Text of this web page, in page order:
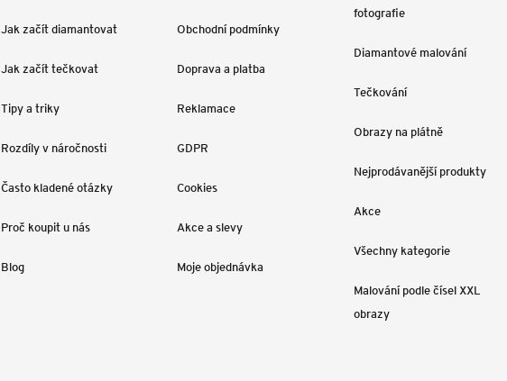
Jak začít diamantovat
Jak začít tečkovat
Tipy a triky
Rozdíly v náročnosti
Často kladené otázky
Proč koupit u nás
Blog
Obchodní podmínky
Doprava a platba
Reklamace
GDPR
Cookies
Akce a slevy
Moje objednávka
fotografie
Diamantové malování
Tečkování
Obrazy na plátně
Nejprodávanější produkty
Akce
Všechny kategorie
Malování podle čísel XXL
obrazy